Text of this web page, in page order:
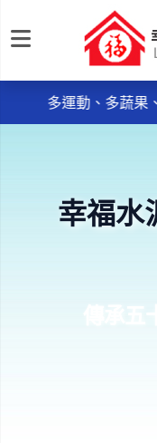
幸福
每日規律運動30分鐘
多運動、多蔬果
《品質政策》~ ● 服
每日規律運動30分鐘
幸福水
傳承五